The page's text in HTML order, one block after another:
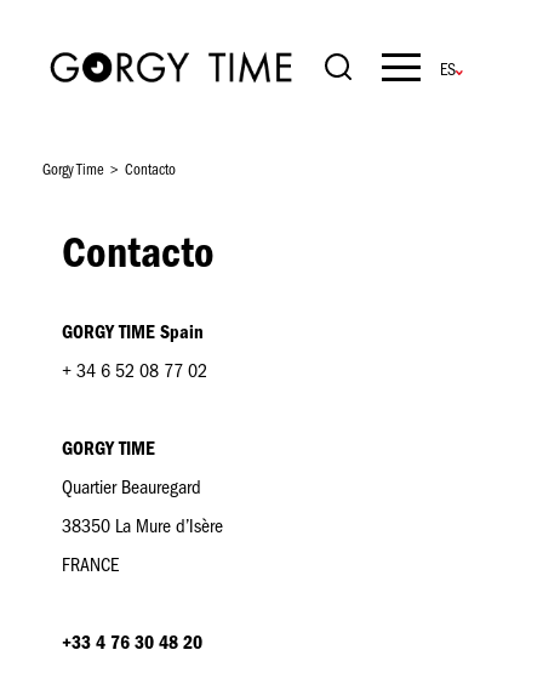
contenido
principal
Navigation
Gorgy Time Contacto
Contacto
GORGY TIME Spain
+ 34 6 52 08 77 02
GORGY TIME
Quartier Beauregard
38350 La Mure d’Isère
FRANCE
+33 4 76 30 48 20